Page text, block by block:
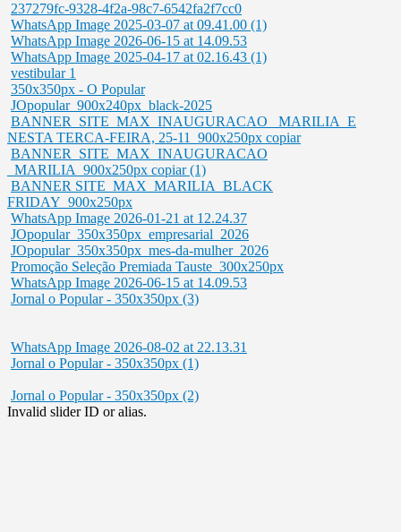
237279fc-9328-4f2a-98c7-6542fa2f7cc0
WhatsApp Image 2025-03-07 at 09.41.00 (1)
WhatsApp Image 2026-06-15 at 14.09.53
WhatsApp Image 2025-04-17 at 02.16.43 (1)
vestibular 1
350x350px - O Popular
JOpopular_900x240px_black-2025
BANNER_SITE_MAX_INAUGURACAO _MARILIA_E
NESTA TERCA-FEIRA, 25-11_900x250px copiar
BANNER_SITE_MAX_INAUGURACAO
_MARILIA_900x250px copiar (1)
BANNER SITE_MAX_MARILIA_BLACK
FRIDAY_900x250px
WhatsApp Image 2026-01-21 at 12.24.37
JOpopular_350x350px_empresarial_2026
JOpopular_350x350px_mes-da-mulher_2026
Promoção Seleção Premiada Tauste_300x250px
WhatsApp Image 2026-06-15 at 14.09.53
Jornal o Popular - 350x350px (3)
WhatsApp Image 2026-08-02 at 22.13.31
Jornal o Popular - 350x350px (1)
Jornal o Popular - 350x350px (2)
Invalid slider ID or alias.